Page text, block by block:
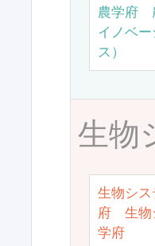
農学府
イノベ
ス）
生物
生物シ
府 生物
学府